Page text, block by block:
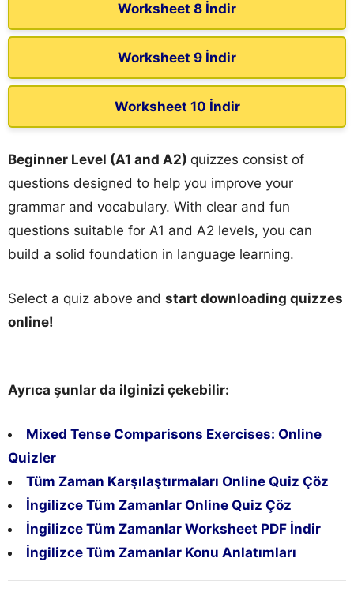
Worksheet 8 İndir
Worksheet 9 İndir
Worksheet 10 İndir
Beginner Level (A1 and A2) quizzes consist of
questions designed to help you improve your
grammar and vocabulary. With clear and fun
questions suitable for A1 and A2 levels, you can
build a solid foundation in language learning.
Select a quiz above and start downloading quizzes
online!
Ayrıca şunlar da ilginizi çekebilir:
Mixed Tense Comparisons Exercises: Online
Quizler
Tüm Zaman Karşılaştırmaları Online Quiz Çöz
İngilizce Tüm Zamanlar Online Quiz Çöz
İngilizce Tüm Zamanlar Worksheet PDF İndir
İngilizce Tüm Zamanlar Konu Anlatımları